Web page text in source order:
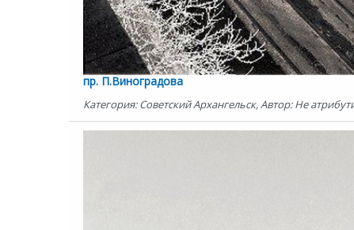
пр. П.Виноградова
Категория: Советский Архангельск, Автор: Не